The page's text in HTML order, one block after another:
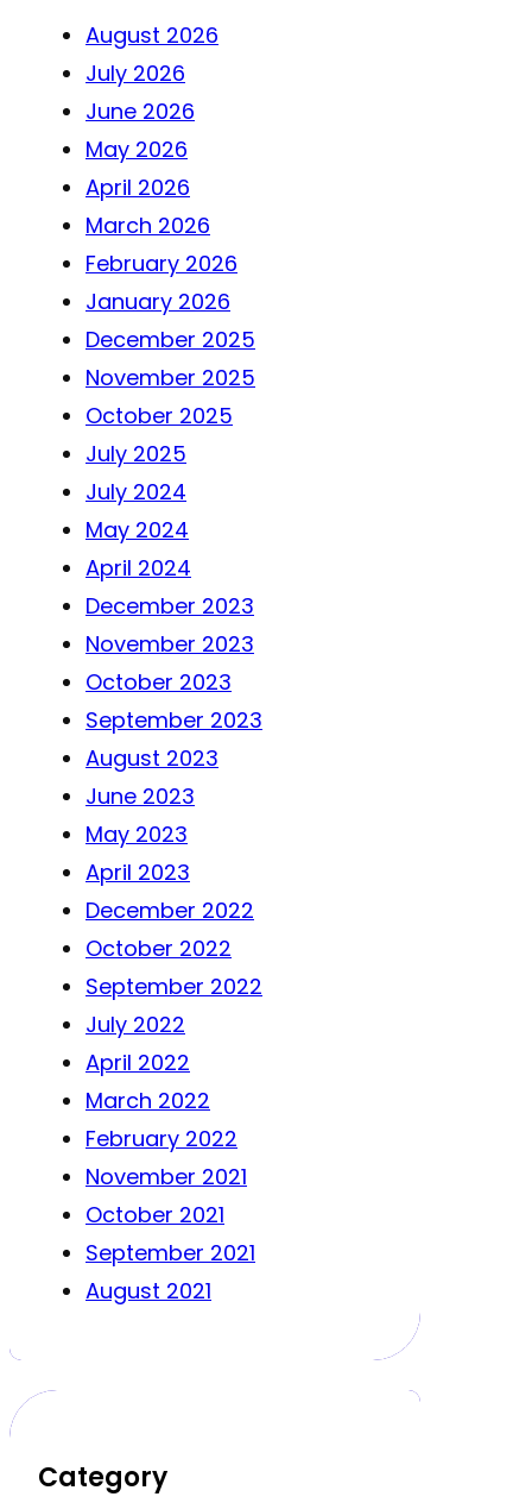
August 2026
July 2026
June 2026
May 2026
April 2026
March 2026
February 2026
January 2026
December 2025
November 2025
October 2025
July 2025
July 2024
May 2024
April 2024
December 2023
November 2023
October 2023
September 2023
August 2023
June 2023
May 2023
April 2023
December 2022
October 2022
September 2022
July 2022
April 2022
March 2022
February 2022
November 2021
October 2021
September 2021
August 2021
Category